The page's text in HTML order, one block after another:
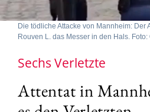
Die tödliche Attacke von Mannheim: Der
Rouven L. das Messer in den Hals. Foto:
Sechs Verletzte
Attentat in